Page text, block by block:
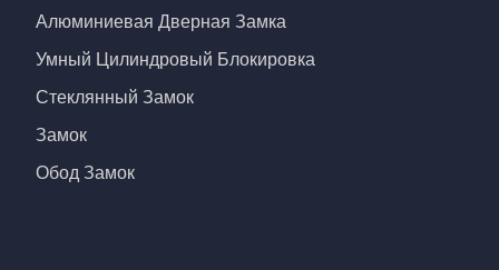
Алюминиевая Дверная Замка
Умный Цилиндровый Блокировка
Стеклянный Замок
Замок
Обод Замок